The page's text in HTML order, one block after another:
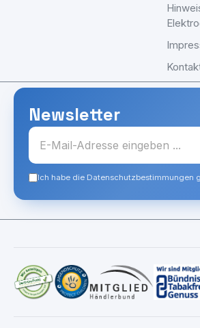
Newsletter
Ich habe die Datenschutzbestimmungen